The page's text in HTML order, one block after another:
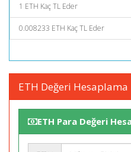
1 ETH Kaç TL Eder
0.008233 ETH Kaç TL Eder
ETH Değeri Hesaplama
ETH Para Değeri